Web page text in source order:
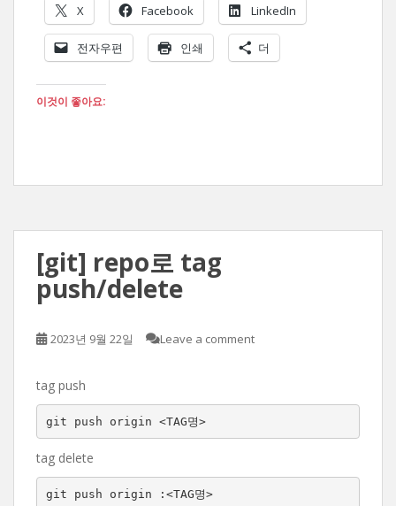
X Facebook LinkedIn
전자우편 인쇄 더
이것이 좋아요:
[git] repo로 tag
push/delete
2023년 9월 22일 Leave a comment
tag push
git push origin <TAG명>
tag delete
git push origin :<TAG명>